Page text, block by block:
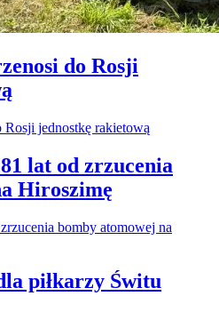
do Rosji
lat od zrzucenia
Hiroszimę
piłkarzy Świtu